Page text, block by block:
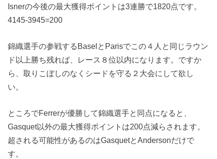
Isnerの今後の最大獲得ポイントは3連勝で1820点です。
4145-3945=200
錦織選手の参戦するBaselとParisでこの４人と同じラウン
ド以上勝ち残れば、レース８位以内になります。ですか
ら、取りこぼしのなくシードを守る２大会にして欲し
い。
ところでFerrerが優勝して錦織選手と同点になると、
Gasquet以外の最大獲得ポイントは200点減らされます。
超される可能性があるのはGasquetとAndersonだけで
す。